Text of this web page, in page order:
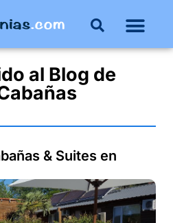
al Blog de
& Suites en